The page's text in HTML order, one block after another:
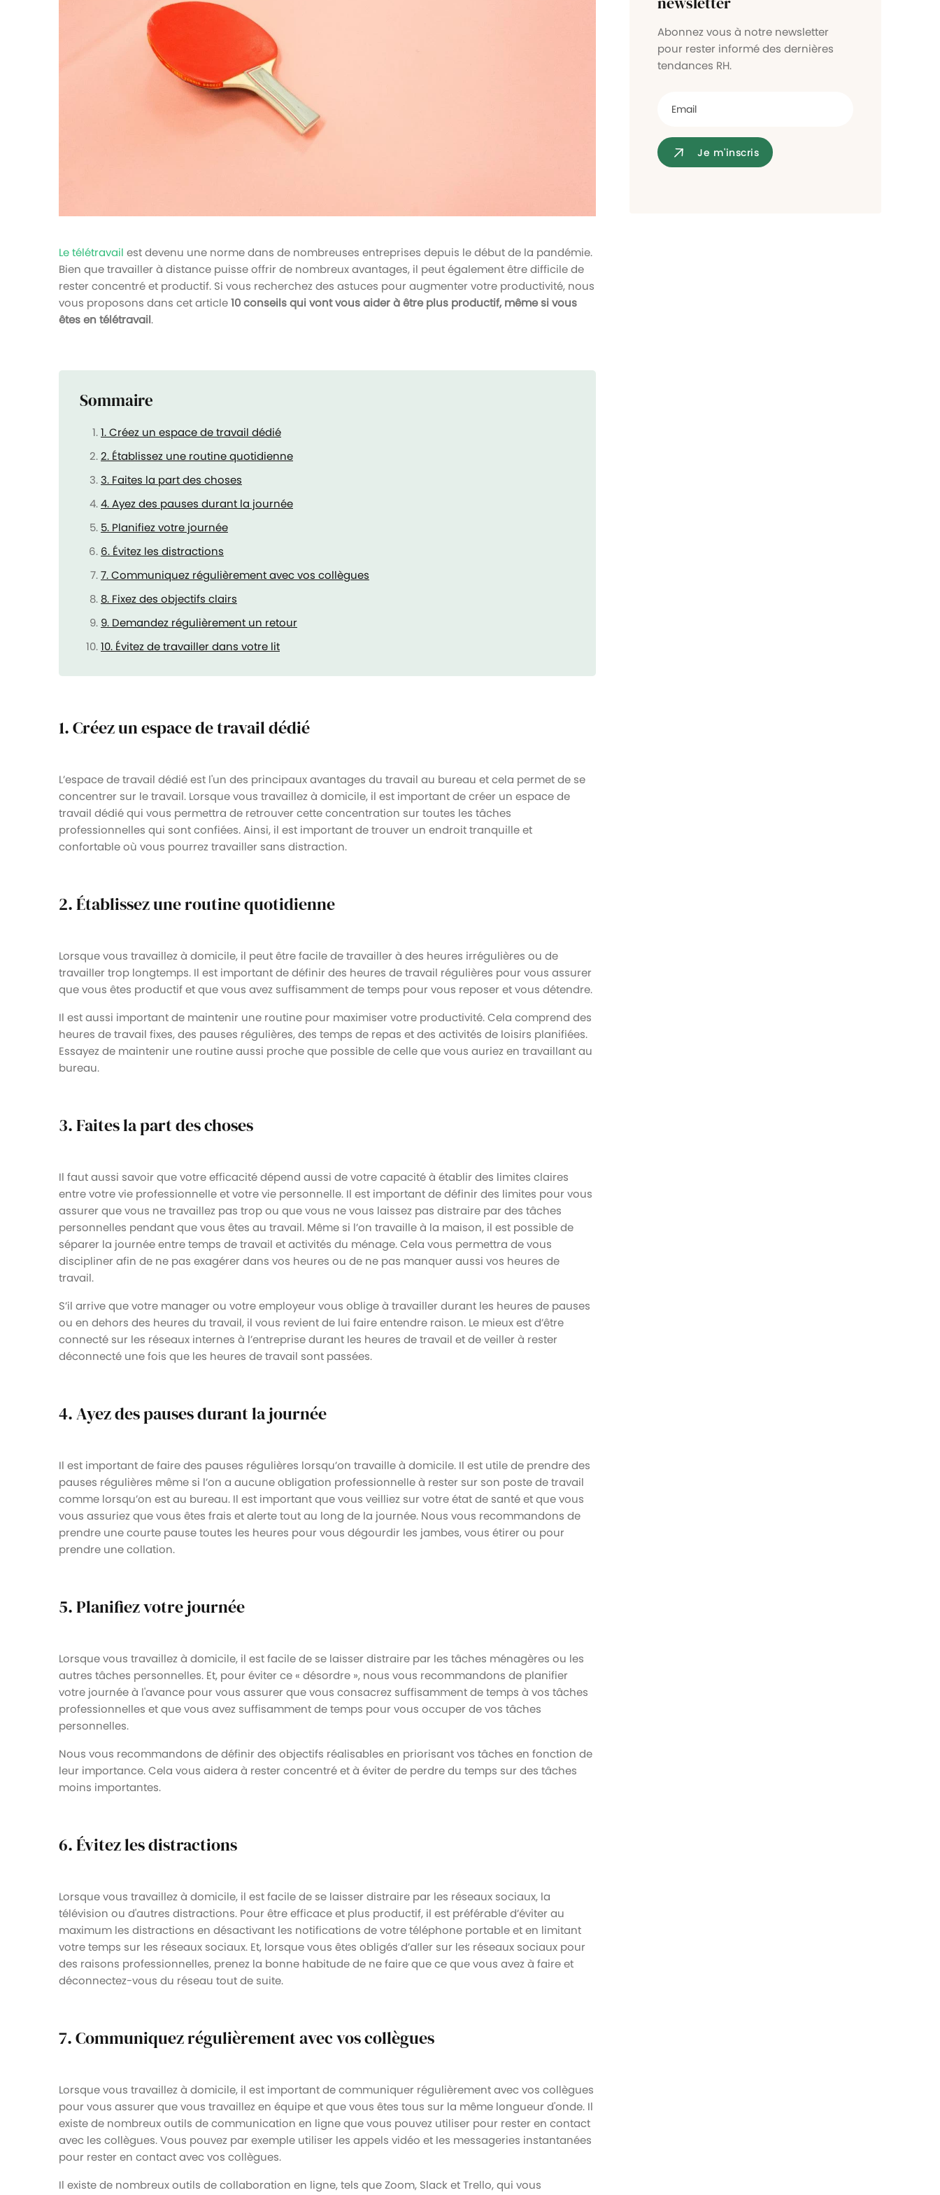
Le télétravail est devenu une norme dans de nombreuses entreprises depuis le début de la pandémie.
Bien que travailler à distance puisse offrir de nombreux avantages, il peut également être difficile de
rester concentré et productif. Si vous recherchez des astuces pour augmenter votre productivité, nous
vous proposons dans cet article10 conseils qui vont vous aider à être plus productif, même si vous
êtes en télétravail.
Sommaire
1. Créez un espace de travail dédié
2. Établissez une routine quotidienne
3. Faites la part des choses
4. Ayez des pauses durant la journée
5. Planifiez votre journée
6. Évitez les distractions
7. Communiquez régulièrement avec vos collègues
8. Fixez des objectifs clairs
9. Demandez régulièrement un retour
10. Évitez de travailler dans votre lit
1. Créez un espace de travail dédié
L’espace de travail dédié est l'un des principaux avantages du travail au bureau et cela permet de se
concentrer sur le travail. Lorsque vous travaillez à domicile, il est important de créer un espace de
travail dédié qui vous permettra de retrouver cette concentration sur toutes les tâches
professionnelles qui sont confiées. Ainsi, il est important de trouver un endroit tranquille et
confortable où vous pourrez travailler sans distraction.
2. Établissez une routine quotidienne
Lorsque vous travaillez à domicile, il peut être facile de travailler à des heures irrégulières ou de
travailler trop longtemps. Il est important de définir des heures de travail régulières pour vous assurer
que vous êtes productif et que vous avez suffisamment de temps pour vous reposer et vous détendre.
Il est aussi important de maintenir une routine pour maximiser votre productivité. Cela comprend des
heures de travail fixes, des pauses régulières, des temps de repas et des activités de loisirs planifiées.
Essayez de maintenir une routine aussi proche que possible de celle que vous auriez en travaillant au
bureau.
3. Faites la part des choses
Il faut aussi savoir que votre efficacité dépend aussi de votre capacité à établir des limites claires
entre votre vie professionnelle et votre vie personnelle. Il est important de définir des limites pour vous
assurer que vous ne travaillez pas trop ou que vous ne vous laissez pas distraire par des tâches
personnelles pendant que vous êtes au travail. Même si l’on travaille à la maison, il est possible de
séparer la journée entre temps de travail et activités du ménage. Cela vous permettra de vous
discipliner afin de ne pas exagérer dans vos heures ou de ne pas manquer aussi vos heures de
travail.
S’il arrive que votre manager ou votre employeur vous oblige à travailler durant les heures de pauses
ou en dehors des heures du travail, il vous revient de lui faire entendre raison. Le mieux est d’être
connecté sur les réseaux internes à l’entreprise durant les heures de travail et de veiller à rester
déconnecté une fois que les heures de travail sont passées.
4. Ayez des pauses durant la journée
Il est important de faire des pauses régulières lorsqu’on travaille à domicile. Il est utile de prendre des
pauses régulières même si l’on a aucune obligation professionnelle à rester sur son poste de travail
comme lorsqu’on est au bureau. Il est important que vous veilliez sur votre état de santé et que vous
vous assuriez que vous êtes frais et alerte tout au long de la journée. Nous vous recommandons de
prendre une courte pause toutes les heures pour vous dégourdir les jambes, vous étirer ou pour
prendre une collation.
5. Planifiez votre journée
Lorsque vous travaillez à domicile, il est facile de se laisser distraire par les tâches ménagères ou les
autres tâches personnelles. Et, pour éviter ce « désordre », nous vous recommandons de planifier
votre journée à l'avance pour vous assurer que vous consacrez suffisamment de temps à vos tâches
professionnelles et que vous avez suffisamment de temps pour vous occuper de vos tâches
personnelles.
Nous vous recommandons de définir des objectifs réalisables en priorisant vos tâches en fonction de
leur importance. Cela vous aidera à rester concentré et à éviter de perdre du temps sur des tâches
moins importantes.
6. Évitez les distractions
Lorsque vous travaillez à domicile, il est facile de se laisser distraire par les réseaux sociaux, la
télévision ou d'autres distractions. Pour être efficace et plus productif, il est préférable d’éviter au
maximum les distractions en désactivant les notifications de votre téléphone portable et en limitant
votre temps sur les réseaux sociaux. Et, lorsque vous êtes obligés d’aller sur les réseaux sociaux pour
des raisons professionnelles, prenez la bonne habitude de ne faire que ce que vous avez à faire et
déconnectez-vous du réseau tout de suite.
7. Communiquez régulièrement avec vos collègues
Lorsque vous travaillez à domicile, il est important de communiquer régulièrement avec vos collègues
pour vous assurer que vous travaillez en équipe et que vous êtes tous sur la même longueur d'onde. Il
existe de nombreux outils de communication en ligne que vous pouvez utiliser pour rester en contact
avec les collègues. Vous pouvez par exemple utiliser les appels vidéo et les messageries instantanées
pour rester en contact avec vos collègues.
Il existe de nombreux outils de collaboration en ligne, tels que Zoom, Slack et Trello, qui vous
Abonnez vous à notre newsletter
pour rester informé des dernières
tendances RH.
Je m'inscris
Tâches et check-lists
Optimisez le suivi de vos tâches et check-
Contrôle d'accès